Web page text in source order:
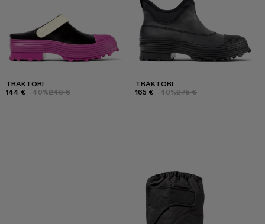
TRAKTORI
144 € -40%240 €
TRAKTORI
165 € -40%275 €